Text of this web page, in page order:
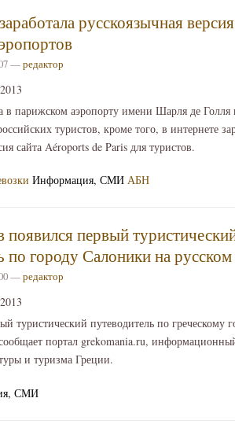
русскоязычная
—редактор
в парижском аэропорту имени Шарля де Голля
туристов, кроме того, в интернете
сайта Aéroports de Paris для туристов.
Информация, СМИ АБН
появился первый
по городу Салоники на
—редактор
туристический путеводитель по греческому
портал grekomania.ru,
и туризма Греции.
СМИ